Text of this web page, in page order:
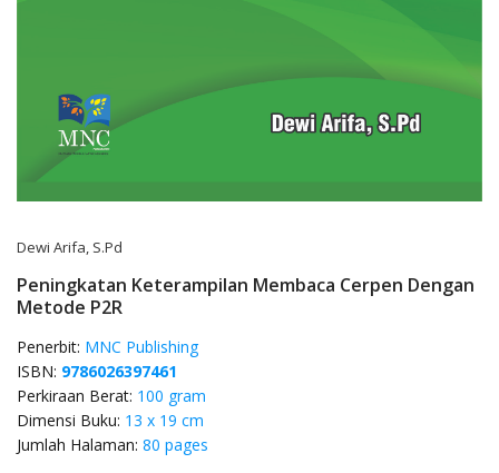
Dewi Arifa, S.Pd
Peningkatan Keterampilan Membaca Cerpen Dengan
Metode P2R
Penerbit: MNC Publishing
ISBN: 9786026397461
Perkiraan Berat: 100 gram
Dimensi Buku: 13 x 19 cm
Jumlah Halaman: 80 pages